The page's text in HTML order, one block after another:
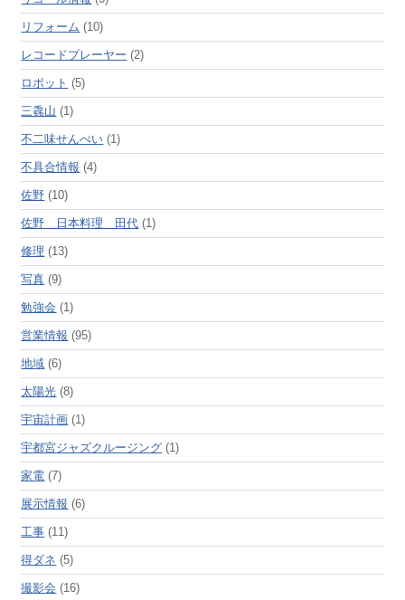
リフォーム (10)
レコードプレーヤー (2)
ロボット (5)
三毳山 (1)
不二味せんべい (1)
不具合情報 (4)
佐野 (10)
佐野 日本料理 田代 (1)
修理 (13)
写真 (9)
勉強会 (1)
営業情報 (95)
地域 (6)
太陽光 (8)
宇宙計画 (1)
宇都宮ジャズクルージング (1)
家電 (7)
展示情報 (6)
工事 (11)
得ダネ (5)
撮影会 (16)